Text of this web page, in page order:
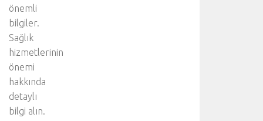
önemli
bilgiler.
Sağlık
hizmetlerinin
önemi
hakkında
detaylı
bilgi alın.